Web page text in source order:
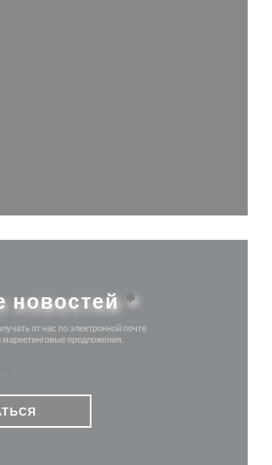
новостей *
от нас по электронной почте
предложения.